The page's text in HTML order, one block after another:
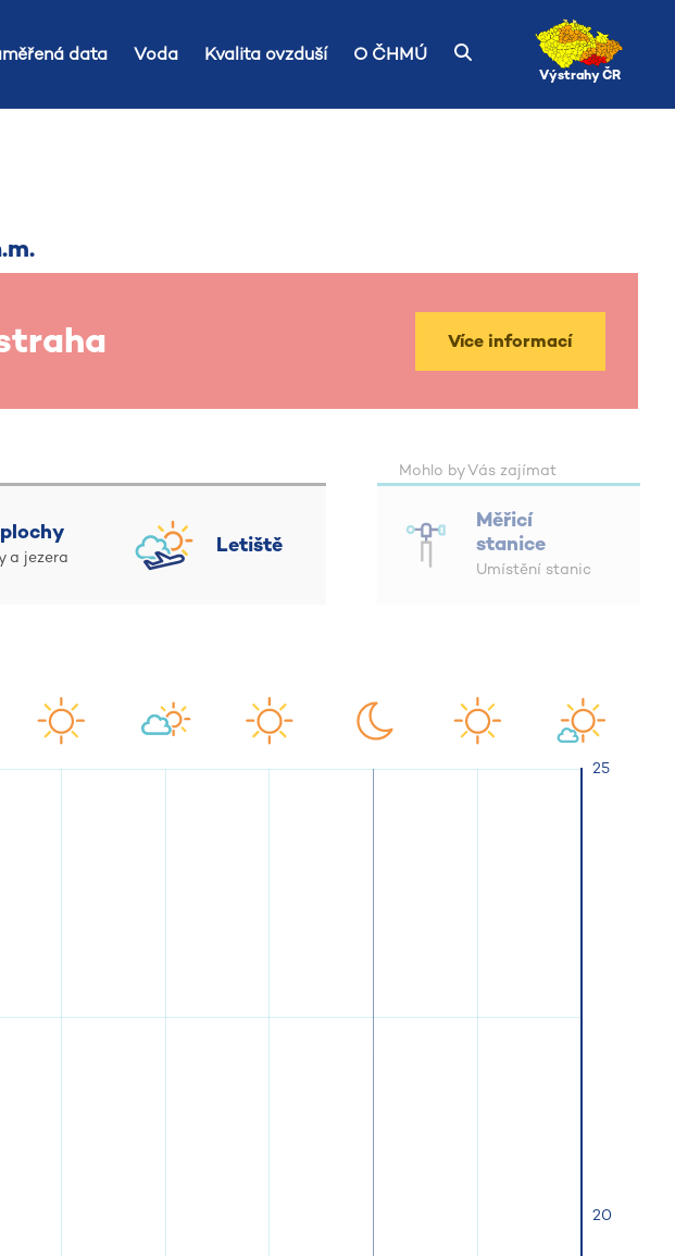
data Voda Kvalita ovzduší O ČHMÚ
Výstrahy ČR
Více informací
a jezera Letiště
Mohlo by Vás zajímat
Měřicí
stanice
Umístění stanic